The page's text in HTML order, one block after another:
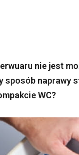
nie jest
sposób naprawy
WC?